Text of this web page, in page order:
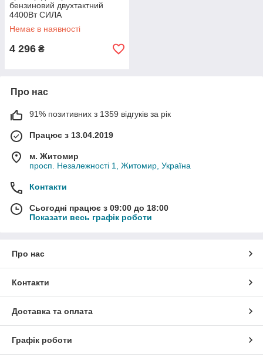
бензиновий двухтактний
4400Вт СИЛА
Немає в наявності
4 296 ₴
Про нас
91% позитивних з 1359 відгуків за рік
Працює з 13.04.2019
м. Житомир
просп. Незалежності 1, Житомир, Україна
Контакти
Сьогодні працює з 09:00 до 18:00
Показати весь графік роботи
Про нас
Контакти
Доставка та оплата
Графік роботи